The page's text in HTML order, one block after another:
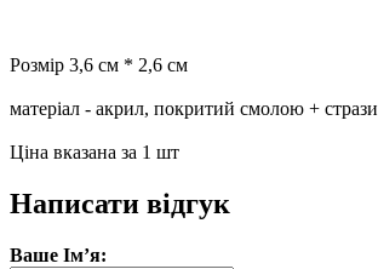
Розмір 3,6 см * 2,6 см
матеріал - акрил, покритий смолою + стрази
Ціна вказана за 1 шт
Написати відгук
Ваше Ім’я: